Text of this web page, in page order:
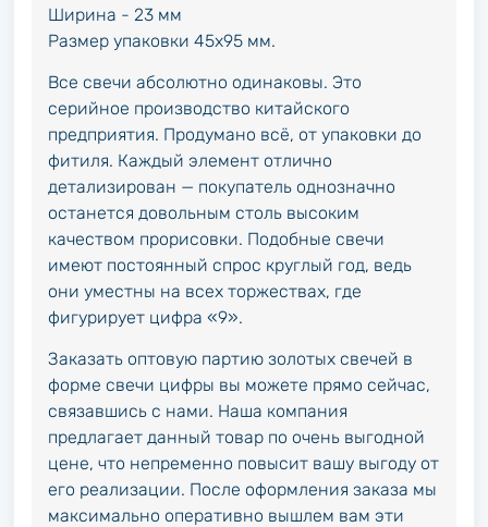
Ширина - 23 мм
Размер упаковки 45х95 мм.
Все свечи абсолютно одинаковы. Это
серийное производство китайского
предприятия. Продумано всё, от упаковки до
фитиля. Каждый элемент отлично
детализирован — покупатель однозначно
останется довольным столь высоким
качеством прорисовки. Подобные свечи
имеют постоянный спрос круглый год, ведь
они уместны на всех торжествах, где
фигурирует цифра «9».
Заказать оптовую партию золотых свечей в
форме свечи цифры вы можете прямо сейчас,
связавшись с нами. Наша компания
предлагает данный товар по очень выгодной
цене, что непременно повысит вашу выгоду от
его реализации. После оформления заказа мы
максимально оперативно вышлем вам эти